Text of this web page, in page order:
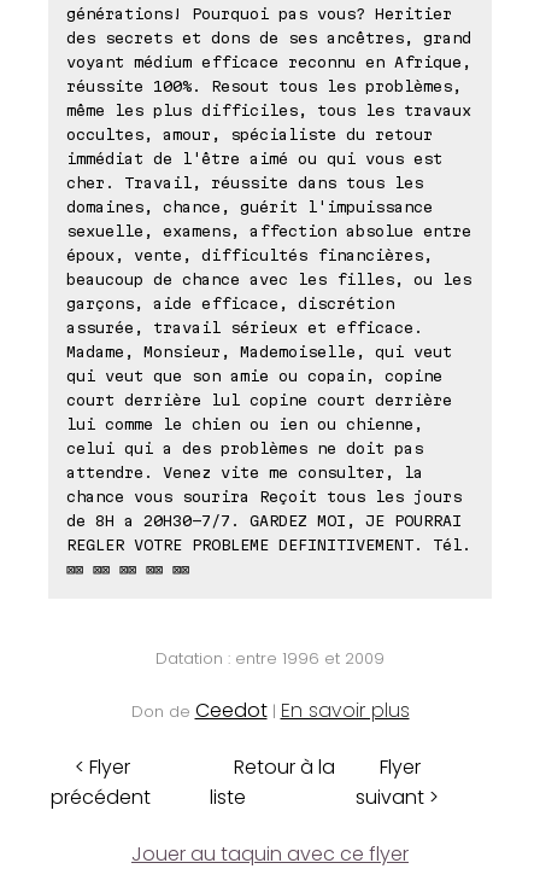
générations! Pourquoi pas vous? Heritier
des secrets et dons de ses ancêtres, grand
voyant médium efficace reconnu en Afrique,
réussite 100%. Resout tous les problèmes,
même les plus difficiles, tous les travaux
occultes, amour, spécialiste du retour
immédiat de l'être aimé ou qui vous est
cher. Travail, réussite dans tous les
domaines, chance, guérit l'impuissance
sexuelle, examens, affection absolue entre
époux, vente, difficultés financières,
beaucoup de chance avec les filles, ou les
garçons, aide efficace, discrétion
assurée, travail sérieux et efficace.
Madame, Monsieur, Mademoiselle, qui veut
qui veut que son amie ou copain, copine
court derrière lul copine court derrière
lui comme le chien ou ien ou chienne,
celui qui a des problèmes ne doit pas
attendre. Venez vite me consulter, la
chance vous sourira Reçoit tous les jours
de 8H a 20H30-7/7. GARDEZ MOI, JE POURRAI
REGLER VOTRE PROBLEME DEFINITIVEMENT. Tél.
⊠⊠ ⊠⊠ ⊠⊠ ⊠⊠ ⊠⊠
Datation : entre 1996 et 2009
Don de Ceedot| En savoir plus
< Flyer
précédent
Retour à la
liste
Flyer
suivant >
Jouer au taquin avec ce flyer